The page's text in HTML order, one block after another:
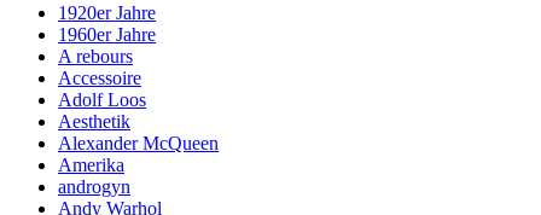
1920er Jahre
1960er Jahre
A rebours
Accessoire
Adolf Loos
Aesthetik
Alexander McQueen
Amerika
androgyn
Andy Warhol